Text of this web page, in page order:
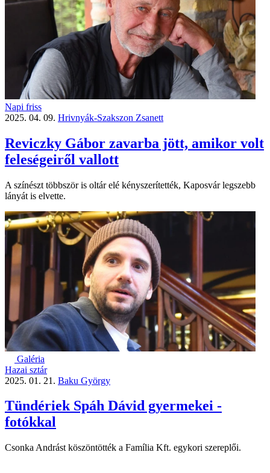
Napi friss
2025. 04. 09. Hrivnyák-Szakszon Zsanett
Reviczky Gábor zavarba jött, amikor volt
feleségeiről vallott
A színészt többször is oltár elé kényszerítették, Kaposvár legszebb
lányát is elvette.
Galéria
Hazai sztár
2025. 01. 21. Baku György
Tündériek Spáh Dávid gyermekei -
fotókkal
Csonka Andrást köszöntötték a Família Kft. egykori szereplői.